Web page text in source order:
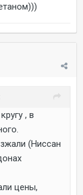
, в
(Ниссан
цены,